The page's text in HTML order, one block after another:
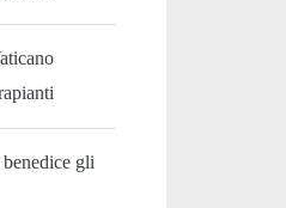
gli